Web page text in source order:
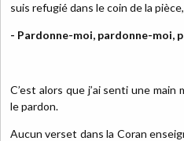
suis refugié dans le coin de la
- Pardonne-moi, pardonne-moi,
C’est alors que j’ai senti une
le pardon.
Aucun verset dans la Coran